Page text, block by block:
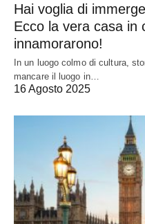
Hai voglia di
Ecco la vera casa in
innamorarono!
In un luogo colmo di cultura,
mancare il luogo in…
16 Agosto 2025